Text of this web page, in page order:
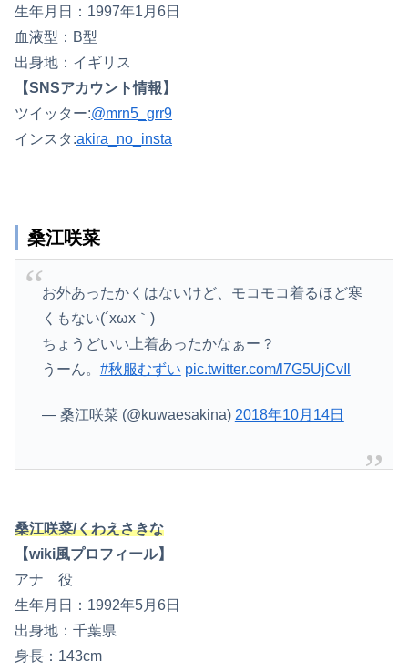
生年月日：1997年1月6日
血液型：B型
出身地：イギリス
【SNSアカウント情報】
ツイッター:@mrn5_grr9
インスタ:akira_no_insta
桑江咲菜
お外あったかくはないけど、モコモコ着るほど寒
くもない(´xωx｀)
ちょうどいい上着あったかなぁー？
うーん。 #秋服むずい pic.twitter.com/l7G5UjCvIl
— 桑江咲菜 (@kuwaesakina) 2018年10月14日
桑江咲菜/くわえさきな
【wiki風プロフィール】
アナ 役
生年月日：1992年5月6日
出身地：千葉県
身長：143cm